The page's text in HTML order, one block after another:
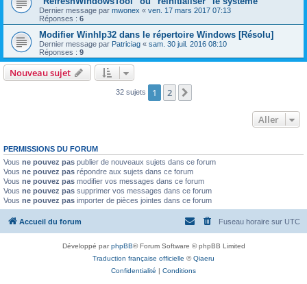
Dernier message par mwonex « ven. 17 mars 2017 07:13
Réponses : 6
Modifier Winhlp32 dans le répertoire Windows [Résolu]
Dernier message par Patriciag « sam. 30 juil. 2016 08:10
Réponses : 9
Nouveau sujet
32 sujets 1 2
Aller
PERMISSIONS DU FORUM
Vous ne pouvez pas publier de nouveaux sujets dans ce forum
Vous ne pouvez pas répondre aux sujets dans ce forum
Vous ne pouvez pas modifier vos messages dans ce forum
Vous ne pouvez pas supprimer vos messages dans ce forum
Vous ne pouvez pas importer de pièces jointes dans ce forum
Accueil du forum Fuseau horaire sur UTC
Développé parphpBB® Forum Software © phpBB Limited
Traduction française officielle ©Qiaeru
Confidentialité | Conditions